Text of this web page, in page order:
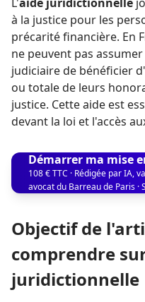
à la justice pour les
précarité financière. En
ne peuvent pas
judiciaire de bénéficier
ou totale de leurs
justice. Cette aide est
devant la loi et l'accès
Démarrer ma mise
108 € TTC · Rédigée par IA,
avocat du Barreau de Paris ·
Objectif de
comprendre
juridictionnelle